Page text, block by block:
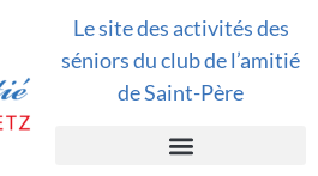
Le site des activités des
séniors du club de l’amitié
de Saint-Père